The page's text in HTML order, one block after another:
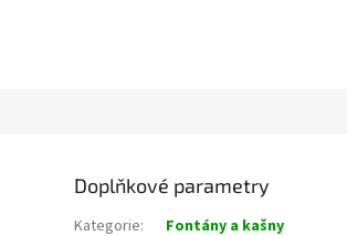
Doplňkové parametry
Kategorie:
Fontány a kašny